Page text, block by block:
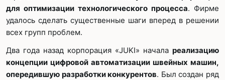
для оптимизации технологического процесса. Фирме
удалось сделать существенные шаги вперед в решении
всех групп проблем.
Два года назад корпорация «JUKI» начала реализацию
концепции цифровой автоматизации швейных машин,
опередившую разработки конкурентов. Был создан ряд